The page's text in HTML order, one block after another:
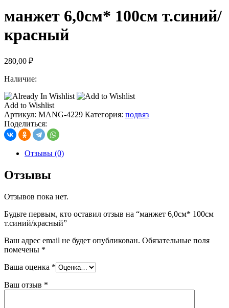
манжет 6,0см* 100см т.синий/
красный
280,00 ₽
Наличие:
Add to Wishlist
Артикул: MANG-4229 Категория: подвяз
Поделиться:
Отзывы (0)
Отзывы
Отзывов пока нет.
Будьте первым, кто оставил отзыв на “манжет 6,0см* 100см
т.синий/красный”
Ваш адрес email не будет опубликован. Обязательные поля
помечены *
Ваша оценка *
Ваш отзыв *